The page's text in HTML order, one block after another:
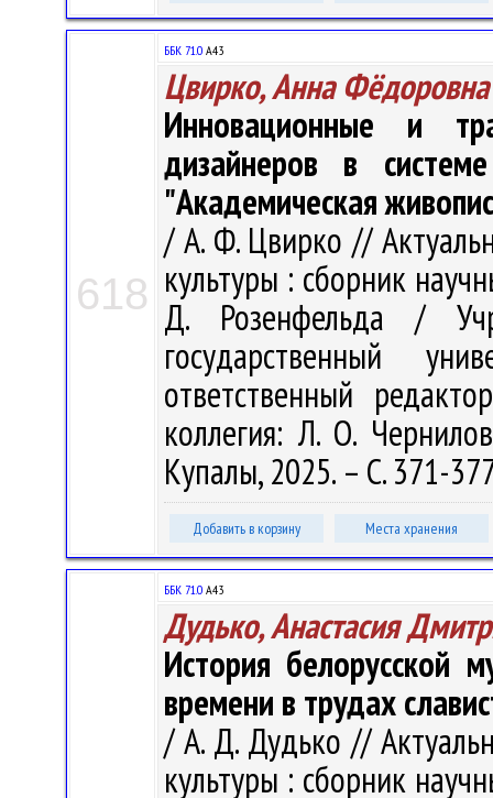
618
ББК 71.0 А43
Цвирко, Анна Фёдоровна
Инновационные и
дизайнеров в
"Академическая
/ А. Ф. Цвирко //
культуры : сборник
Д. Розенфельда /
государственный
ответственный
коллегия: Л. О.
Купалы, 2025. – С. 371-
Добавить в корзину Места хранения
ББК 71.0 А43
Дудько, Анастасия
История белорусской
времени в трудах
/ А. Д. Дудько //
культуры : сборник